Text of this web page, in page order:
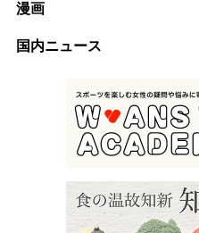
漫画
国内ニュース